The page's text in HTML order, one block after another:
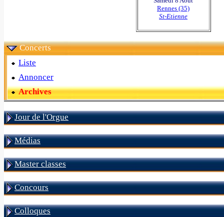
Rennes (35)
St-Etienne
Concerts
Liste
Annoncer
Archives
Jour de l'Orgue
Médias
Master classes
Concours
Colloques